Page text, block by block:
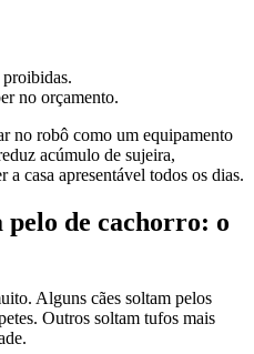
no orçamento.
no robô como um equipamento
acúmulo de sujeira,
a casa apresentável todos os dias.
de cachorro: o
Alguns cães soltam pelos
Outros soltam tufos mais